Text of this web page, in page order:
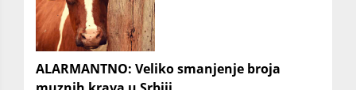
ALARMANTNO: Veliko smanjenje broja